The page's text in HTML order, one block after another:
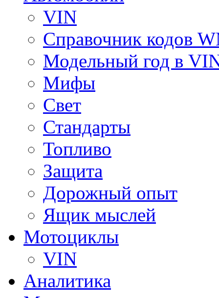
VIN
Справочник кодов
Модельный год в
Мифы
Свет
Стандарты
Топливо
Защита
Дорожный опыт
Ящик мыслей
Мотоциклы
VIN
Аналитика